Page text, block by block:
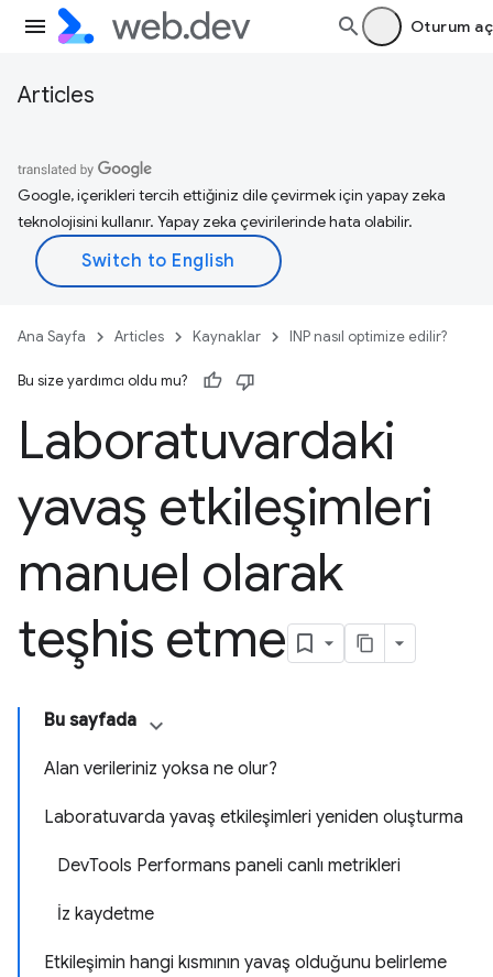
Oturum aç
Articles
Google, içerikleri tercih ettiğiniz dile çevirmek için yapay zeka
teknolojisini kullanır. Yapay zeka çevirilerinde hata olabilir.
Ana Sayfa Articles Kaynaklar INP nasıl optimize edilir?
Bu size yardımcı oldu mu?
Laboratuvardaki
yavaş etkileşimleri
manuel olarak
teşhis etme
Bu sayfada
Alan verileriniz yoksa ne olur?
Laboratuvarda yavaş etkileşimleri yeniden oluşturma
DevTools Performans paneli canlı metrikleri
İz kaydetme
Etkileşimin hangi kısmının yavaş olduğunu belirleme